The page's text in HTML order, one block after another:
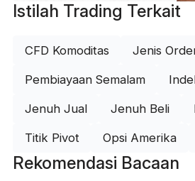
Istilah Trading Terkait
CFD Komoditas Jenis
Pembiayaan Semalam
Jenuh Jual Jenuh Beli
Titik Pivot Opsi Amerika
Rekomendasi Bacaan